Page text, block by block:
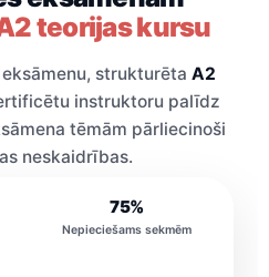
teorijas kursu
strukturēta A2
instruktoru palīdz
tēmām pārliecinoši
neskaidrības.
75%
Nepieciešams sekmēm